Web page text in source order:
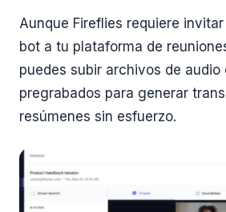
Aunque Fireflies requiere
bot a tu plataforma de
puedes subir archivos de audio
pregrabados para generar
resúmenes sin esfuerzo.